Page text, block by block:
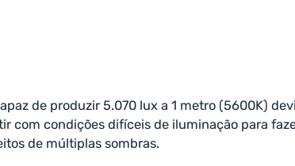
de produzir 5.070 lux a 1 metro (5600K)
condições difíceis de iluminação para
de múltiplas sombras.